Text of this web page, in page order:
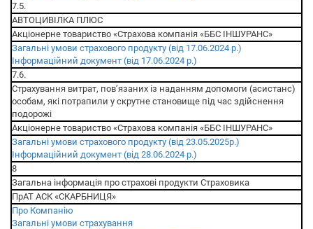
7.5.
АВТОЦИВІЛКА ПЛЮС
Акціонерне товариство «Страхова компанія «ББС ІНШУРАНС»
Загальні умови страхового продукту (від 17.06.2024 р.)
Інформаційний документ (від 17.06.2024 р.)
7.6.
Страхування витрат, пов’язаних із наданням допомоги (асистанс)
особам, які потрапили у скрутне становище під час здійснення
подорожі
Акціонерне товариство «Страхова компанія «ББС ІНШУРАНС»
Загальні умови страхового продукту (від 23.05.2025р.)
Інформаційний документ (від 28.06.2024 р.)
8
Загальна інформація про страхові продукти Страховика
ПрАТ АСК «СКАРБНИЦЯ»
Про Компанію
Загальні умови страхування